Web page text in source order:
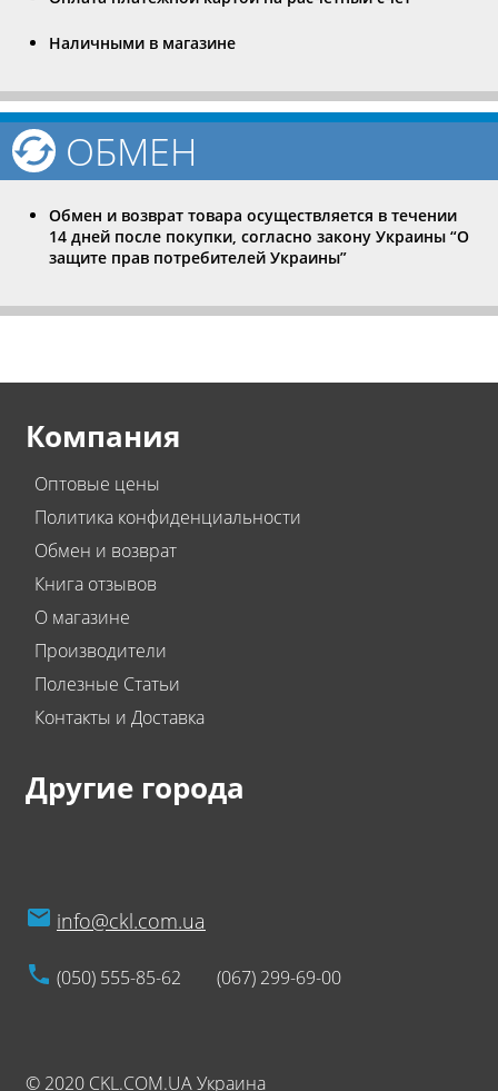
Наличными в магазине
ОБМЕН
Обмен и возврат товара осуществляется в течении
14 дней после покупки, согласно закону Украины “О
защите прав потребителей Украины”
Компания
Оптовые цены
Политика конфиденциальности
Обмен и возврат
Книга отзывов
О магазине
Производители
Полезные Статьи
Контакты и Доставка
Другие города
info@ckl.com.ua
(050) 555-85-62 (067) 299-69-00
© 2020 CKL.COM.UA Украина